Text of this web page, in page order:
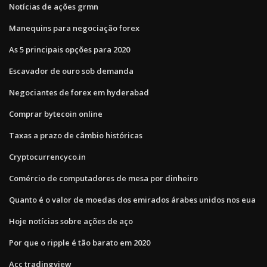
Notícias de ações grmn
Manequins para negociação forex
As 5 principais opções para 2020
Escavador de ouro sob demanda
Negociantes de forex em hyderabad
Comprar bytecoin online
Taxas a prazo de câmbio históricas
Cryptocurrencyco.in
Comércio de computadores de mesa por dinheiro
Quanto é o valor de moedas dos emirados árabes unidos nos eua
Hoje notícias sobre ações de aço
Por que o ripple é tão barato em 2020
Acc tradingview